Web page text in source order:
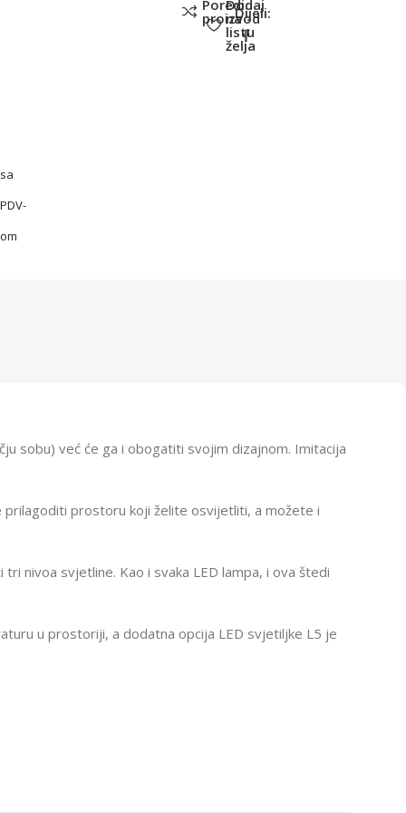
sa
PDV-
om
Poredi
proizvod
Dodaj
na
listu
želja
Dijeli:
sobu) već će ga i obogatiti svojim dizajnom. Imitacija
prostoru koji želite osvijetliti, a možete i
nivoa svjetline. Kao i svaka LED lampa, i ova štedi
u prostoriji, a dodatna opcija LED svjetiljke L5 je